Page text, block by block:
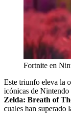
Fortnite en
Este triunfo eleva la
icónicas de Nintendo
Zelda: Breath of
cuales han superado